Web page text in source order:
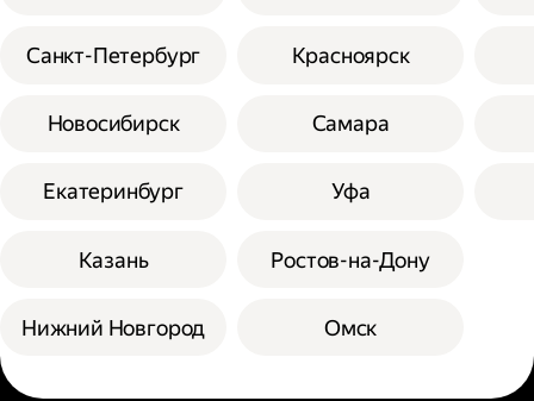
Санкт-Петербург
Новосибирск
Екатеринбург
Казань
Нижний Новгород
Красноярск
Самара
Уфа
Ростов-на-Дону
Омск